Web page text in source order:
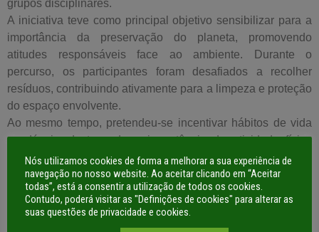
grupos disciplinares.
A iniciativa teve como principal objetivo sensibilizar para a
importância da preservação do planeta, promovendo
atitudes responsáveis face ao ambiente. Durante o
percurso, os participantes foram desafiados a recolher
resíduos, contribuindo ativamente para a limpeza e proteção
do espaço envolvente.
Ao mesmo tempo, pretendeu-se incentivar hábitos de vida
saudáveis, destacando a importância da atividade física
regular e do bem-estar.
Para além da caminhada, realizaram-se atividades
específicas para alguns anos de escolaridade.
Os alunos do 7.º ano realizaram uma visita à Igreja de Santo
Isidoro, um dos belos monumentos que integram a Rota do
Nós utilizamos cookies de forma a melhorar a sua experiência de
navegação no nosso website. Ao aceitar clicando em “Aceitar
todas”, está a consentir a utilização de todos os cookies.
Contudo, poderá visitar as "Definições de cookies" para alterar as
suas questões de privacidade e cookies.